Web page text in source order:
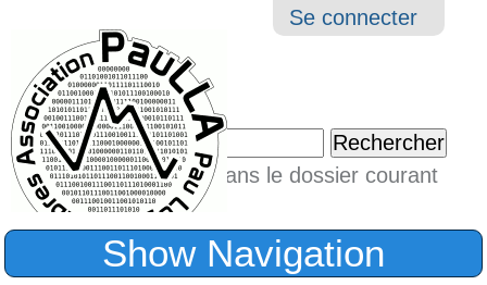
Outils
Se connecter
Chercher par
Seulement dans le dossier courant
Recherche
Show Navigation